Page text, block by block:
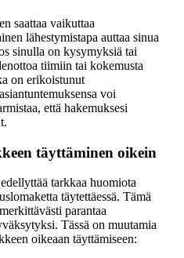
saattaa vaikuttaa
lähestymistapa auttaa sinua
sinulla on kysymyksiä tai
tiimiin tai kokemusta
on erikoistunut
voi
että hakemuksesi
täyttäminen oikein
tarkkaa huomiota
täytettäessä. Tämä
parantaa
Tässä on muutamia
oikeaan täyttämiseen: